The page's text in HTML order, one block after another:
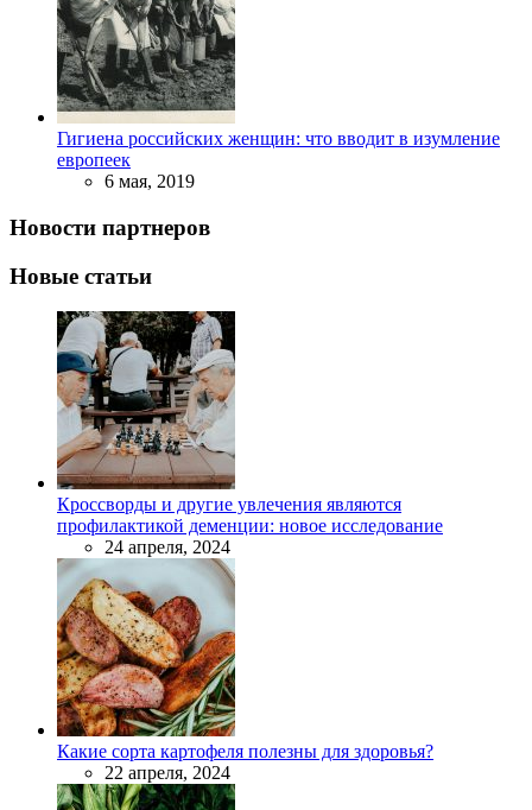
Гигиена российских женщин: что вводит в изумление
европеек
6 мая, 2019
Новости партнеров
Новые статьи
Кроссворды и другие увлечения являются
профилактикой деменции: новое исследование
24 апреля, 2024
Какие сорта картофеля полезны для здоровья?
22 апреля, 2024